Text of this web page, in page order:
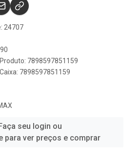
24707
7898597851159
7898597851159
seu login ou
para ver preços e comprar